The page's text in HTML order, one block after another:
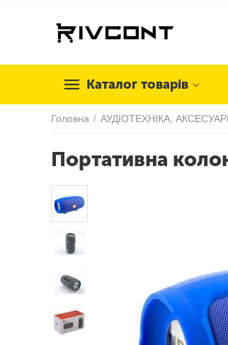
Каталог товарів
Головна / АУДІОТЕХНІКА,
Портативна